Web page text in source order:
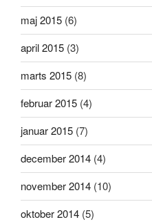
maj 2015 (6)
april 2015 (3)
marts 2015 (8)
februar 2015 (4)
januar 2015 (7)
december 2014 (4)
november 2014 (10)
oktober 2014 (5)